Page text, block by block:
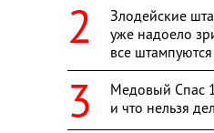
Злодейские
уже надоело
все
Медовый Спас
и что нельзя